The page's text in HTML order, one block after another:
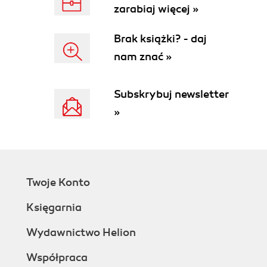
2.3.1. Adding a Title
2.3.3. Where Are All the Pictures?
2.3.4. The 10 Most Important Tags
2.3.5.1. Missing a closing tag
2.3.5.2. Endless tags
2.4.1.3. A valid XHTML page
3.1. How Web Hosting Works
zarabiaj więcej »
Brak książki? - daj
nam znać »
Subskrybuj newsletter
»
Twoje Konto
Księgarnia
Wydawnictwo Helion
Współpraca